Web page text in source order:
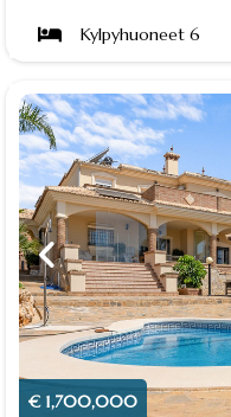
Kylpyhuoneet 6
€ 1,700,000